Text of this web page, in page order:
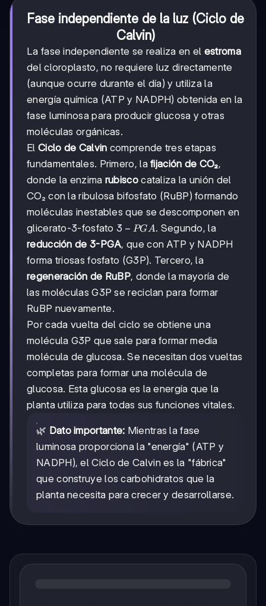
Fase independiente de la luz (Ciclo de
Calvin)
La fase independiente se realiza en el estroma
del cloroplasto, no requiere luz directamente
(aunque ocurre durante el día) y utiliza la
energía química (ATP y NADPH) obtenida en la
fase luminosa para producir glucosa y otras
moléculas orgánicas.
El Ciclo de Calvin comprende tres etapas
fundamentales. Primero, lafijación de CO₂,
donde la enzima rubiscocataliza la unión del
CO₂ con la ribulosa bifosfato (RuBP) formando
moléculas inestables que se descomponen en
glicerato-3-fosfato3-
PGA
3 − PGA. Segundo, la
reducción de 3-PGA, que con ATP y NADPH
forma triosas fosfato (G3P). Tercero, la
regeneración de RuBP, donde la mayoría de
las moléculas G3P se reciclan para formar
RuBP nuevamente.
Por cada vuelta del ciclo se obtiene una
molécula G3P que sale para formar media
molécula de glucosa. Se necesitan dos vueltas
completas para formar una molécula de
glucosa. Esta glucosa es la energía que la
planta utiliza para todas sus funciones vitales.
🌿 Dato importante: Mientras la fase
luminosa proporciona la "energía" (ATP y
NADPH), el Ciclo de Calvin es la "fábrica"
que construye los carbohidratos que la
planta necesita para crecer y desarrollarse.